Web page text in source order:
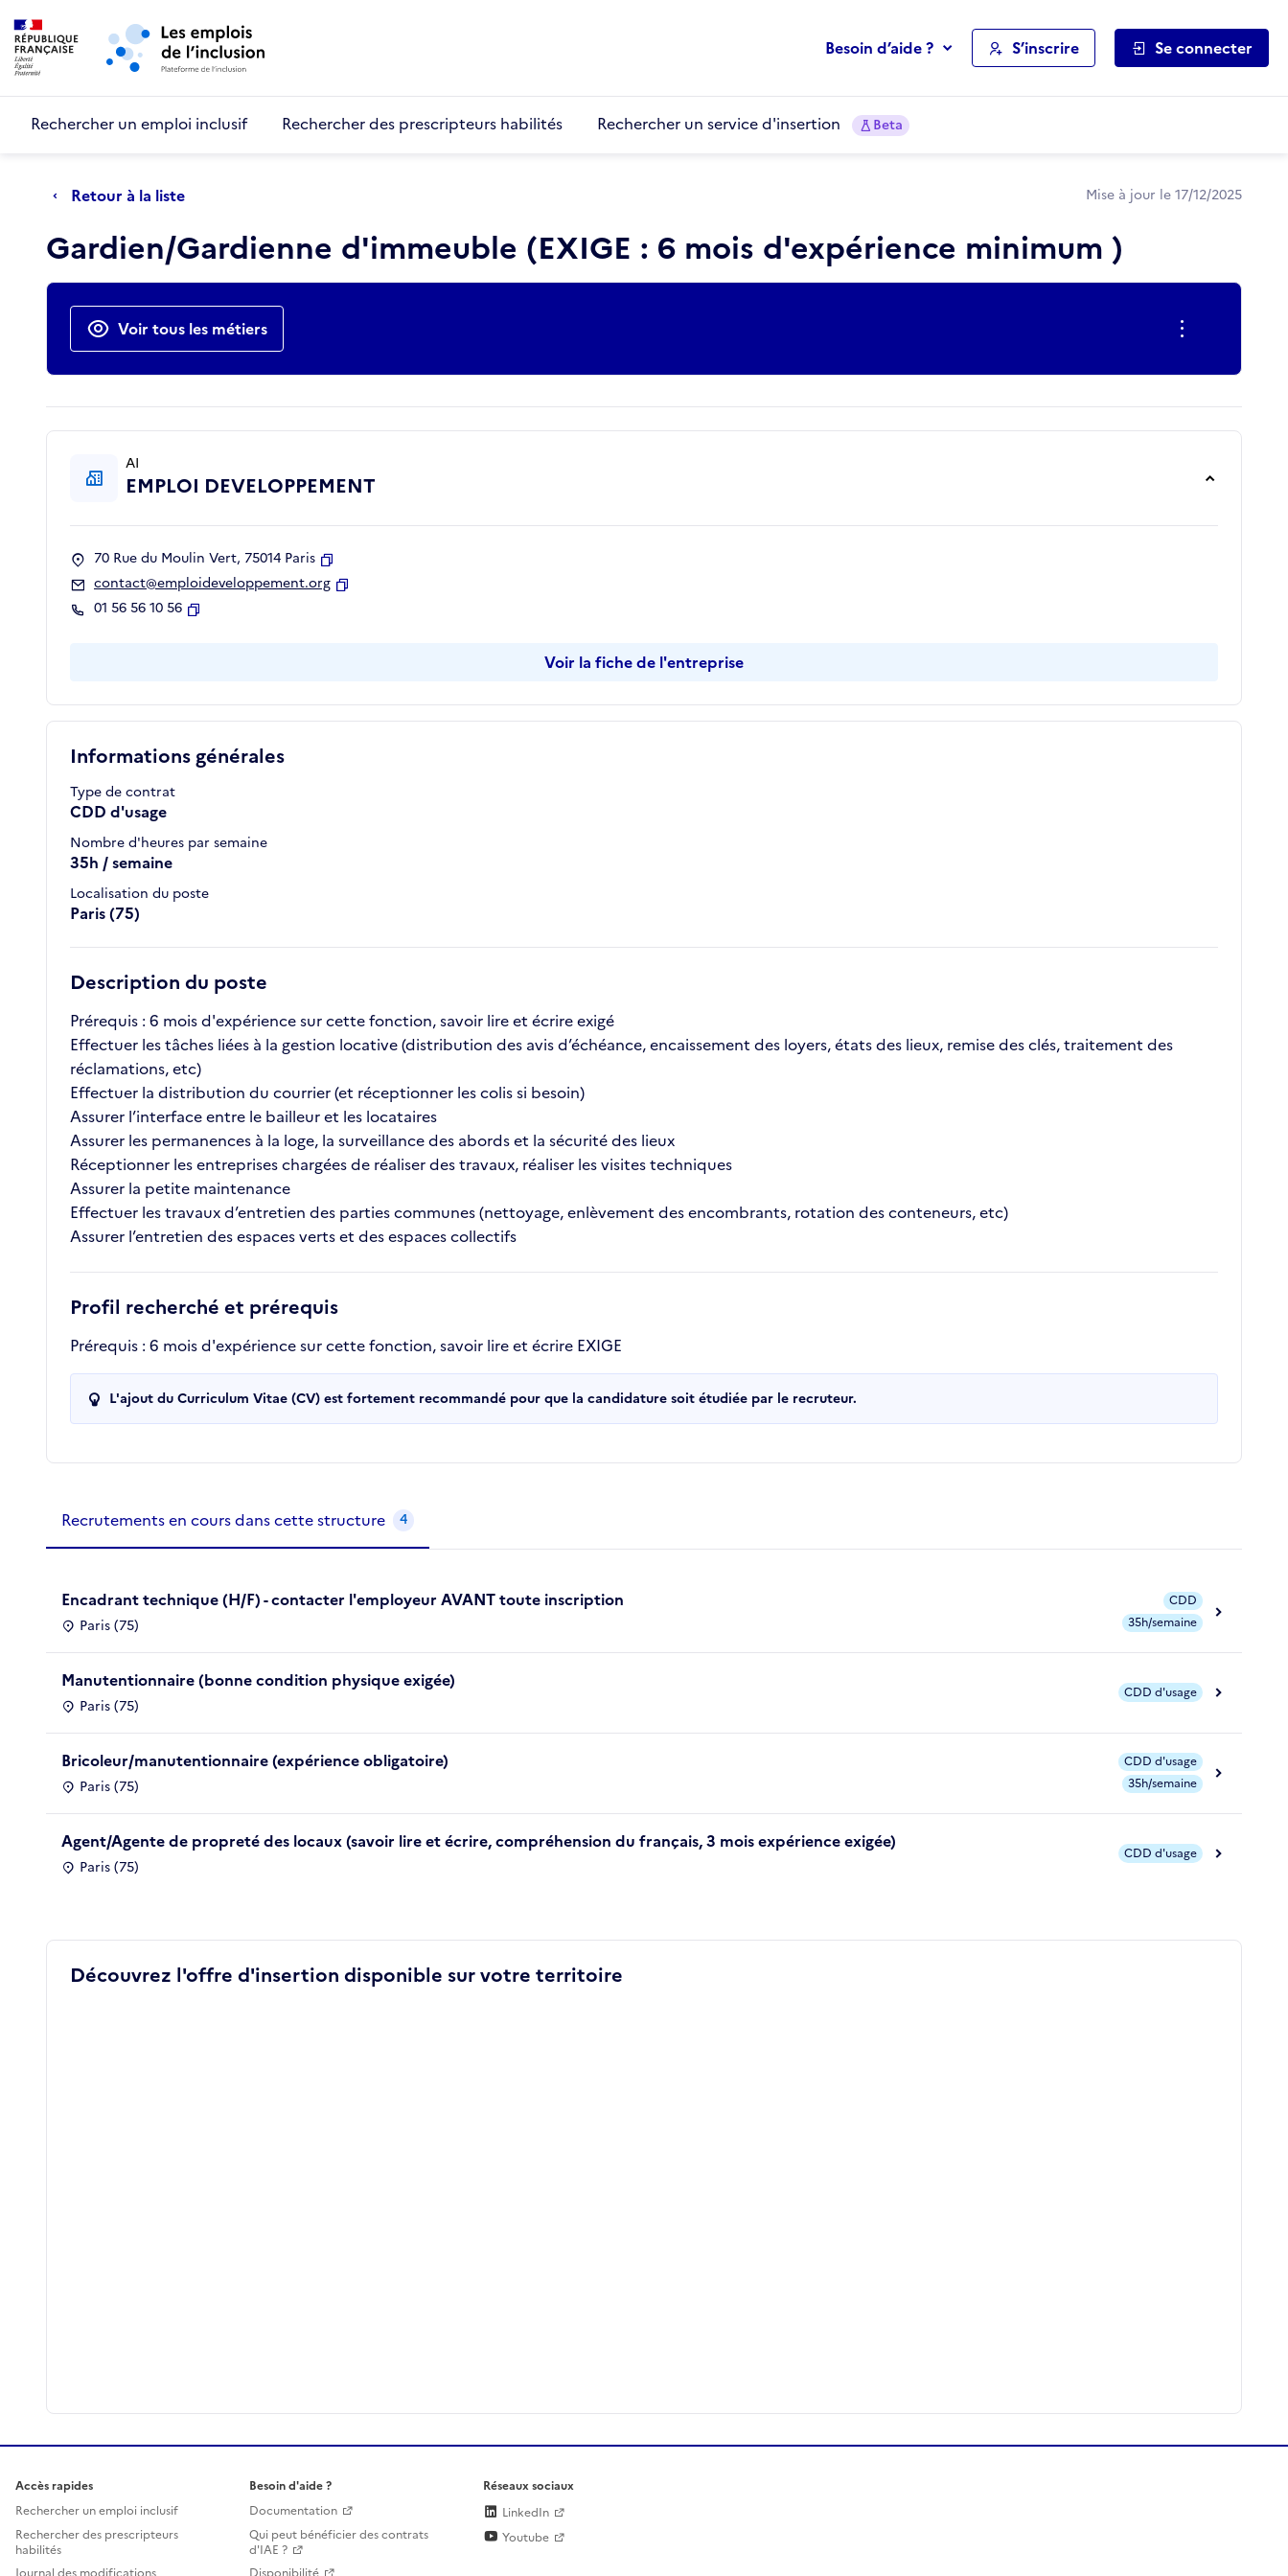
Aller au menu principal
Besoin d’aide ? S’inscrire Se connecter
Rechercher un emploi inclusif Rechercher des prescripteurs habilités Rechercher un service d'insertion Beta
Retour à la liste Mise à jour le 17/12/2025
Gardien/Gardienne d'immeuble (EXIGE : 6 mois d'expérience minimum )
Actions rapides
Voir tous les métiers
Informations générales
Type de contrat
CDD d'usage
Nombre d'heures par semaine
35h / semaine
Localisation du poste
Paris (75)
Description du poste
Prérequis : 6 mois d'expérience sur cette fonction, savoir lire et écrire exigé
Effectuer les tâches liées à la gestion locative (distribution des avis d’échéance, encaissement des loyers, états des lieux, remise des clés, traitement des
réclamations, etc)
Effectuer la distribution du courrier (et réceptionner les colis si besoin)
Assurer l’interface entre le bailleur et les locataires
Assurer les permanences à la loge, la surveillance des abords et la sécurité des lieux
Réceptionner les entreprises chargées de réaliser des travaux, réaliser les visites techniques
Assurer la petite maintenance
Effectuer les travaux d’entretien des parties communes (nettoyage, enlèvement des encombrants, rotation des conteneurs, etc)
Assurer l’entretien des espaces verts et des espaces collectifs
Profil recherché et prérequis
Prérequis : 6 mois d'expérience sur cette fonction, savoir lire et écrire EXIGE
L'ajout du Curriculum Vitae (CV) est fortement recommandé pour que la candidature soit étudiée par le recruteur.
AI
EMPLOI DEVELOPPEMENT
70 Rue du Moulin Vert, 75014 Paris
Copier
contact@emploideveloppement.org
01 56 56 10 56
Voir la fiche de l'entreprise
Recrutements de la structure
Recrutements en cours dans cette structure 4
Encadrant technique (H/F) - contacter l'employeur AVANT toute inscription
Paris (75)
CDD
35h/semaine
Manutentionnaire (bonne condition physique exigée)
Paris (75)
CDD d'usage
Bricoleur/manutentionnaire (expérience obligatoire)
Paris (75)
CDD d'usage
35h/semaine
Agent/Agente de propreté des locaux (savoir lire et écrire, compréhension du français, 3 mois expérience exigée)
Paris (75)
CDD d'usage
Découvrez l'offre d'insertion disponible sur votre territoire
Accès rapides
Rechercher un emploi inclusif
Rechercher des prescripteurs
habilités
Besoin d'aide ?
Documentation
Qui peut bénéficier des contrats
d'IAE ?
Réseaux sociaux
LinkedIn
Youtube